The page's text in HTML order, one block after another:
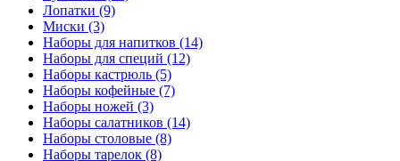
Лопатки (9)
Миски (3)
Наборы для напитков (14)
Наборы для специй (12)
Наборы кастрюль (5)
Наборы кофейные (7)
Наборы ножей (3)
Наборы салатников (14)
Наборы столовые (8)
Наборы тарелок (8)